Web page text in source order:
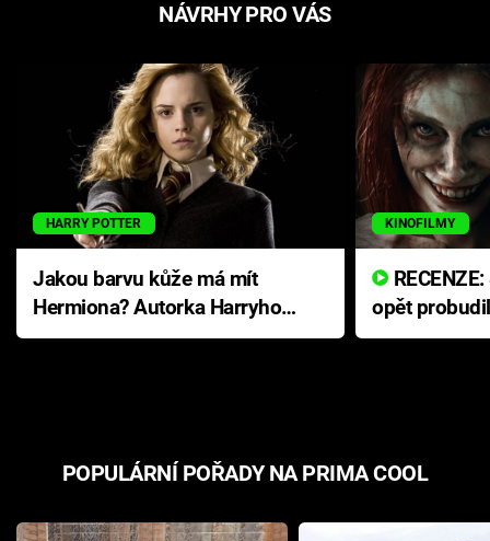
NÁVRHY PRO VÁS
HARRY POTTER
Jakou barvu kůže má mít
Hermiona? Autorka Harryho
Pottera přišla s ráznou
KINOFILMY
opět
přichází s
POPULÁRNÍ POŘADY NA PRIMA COOL